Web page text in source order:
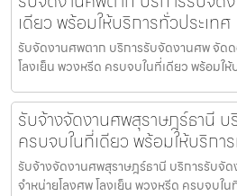
เดียว พร้อมให้บริการทั่วประเทศ
รับจัดงานศพตาก บริการรับจัดงานศพ จัด
โลงเย็น พวงหรีด ครบจบในที่เดียว พร้อมให้
รับจ้างจัดงานศพสุราษฎร์ธานี
ครบจบในที่เดียว พร้อมให้บริกา
รับจ้างจัดงานศพสุราษฎร์ธานี บริการรับจั
จำหน่ายโลงศพ โลงเย็น พวงหรีด ครบจบใน